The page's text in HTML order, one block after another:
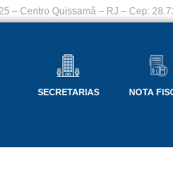
– Centro Quissamã – RJ – Cep:
SECRETARIAS NOTA